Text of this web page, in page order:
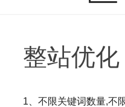
整站优化
1、不限关键词数量,不